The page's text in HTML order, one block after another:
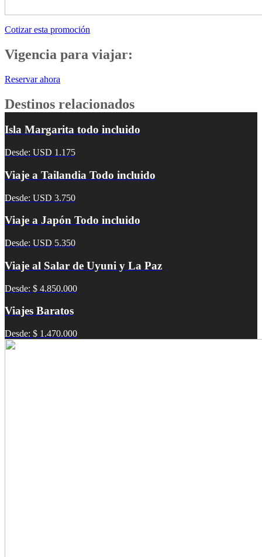
Cotizar esta promoción
Vigencia para viajar:
Reservar ahora
Destinos relacionados
Isla Margarita todo incluido
Desde: USD 1.175
Viaje a Tailandia Todo incluido
Desde: USD 3.750
Viaje a Japón Todo incluido
Desde: USD 5.350
Viaje al Salar de Uyuni y La Paz
Desde: $ 4.850.000
Viajes Baratos
Desde: $ 1.470.000